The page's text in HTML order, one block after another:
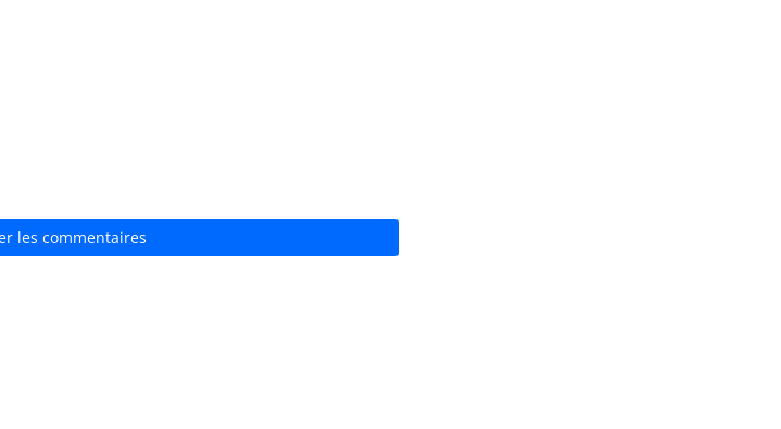
les commentaires